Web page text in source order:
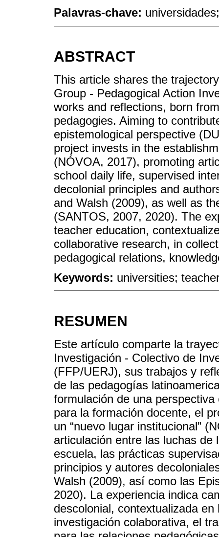
Palavras-chave:
ABSTRACT
This article shares the
Group - Pedagogical Action
works and reflections, born
pedagogies. Aiming to
epistemological perspective
project invests in the
(NÓVOA, 2017), promoting
school daily life, supervised
decolonial principles and
and Walsh (2009), as well as
(SANTOS, 2007, 2020). The
teacher education,
collaborative research, in
pedagogical relations,
Keywords: universities;
RESUMEN
Este artículo comparte la
Investigación - Colectivo de
(FFP/UERJ), sus trabajos y
de las pedagogías
formulación de una perspectiva
para la formación docente, el
un “nuevo lugar institucional”
articulación entre las luchas
escuela, las prácticas
principios y autores
Walsh (2009), así como las
2020). La experiencia indica
descolonial, contextualizada
investigación colaborativa, el